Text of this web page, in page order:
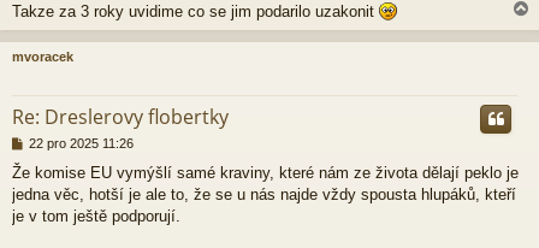
Takze za 3 roky uvidime co se jim podarilo uzakonit
a
h
mvoracek
Re: Dreslerovy flobertky
P
í
s
p
22 pro 2025 11:26
Že komise EU vymýšlí samé kraviny, které nám ze života dělají peklo je
jedna věc, hotší je ale to, že se u nás najde vždy spousta hlupáků, kteří
je v tom ještě podporují.